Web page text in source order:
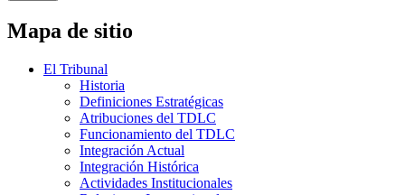
Mapa de sitio
El Tribunal
Historia
Definiciones Estratégicas
Atribuciones del TDLC
Funcionamiento del TDLC
Integración Actual
Integración Histórica
Actividades Institucionales